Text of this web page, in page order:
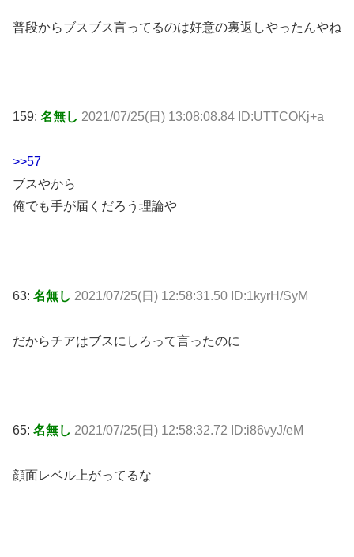
普段からブスブス言ってるのは好意の裏返しやったんやね
159: 名無し 2021/07/25(日) 13:08:08.84 ID:UTTCOKj+a
>>57
ブスやから
俺でも手が届くだろう理論や
63: 名無し 2021/07/25(日) 12:58:31.50 ID:1kyrH/SyM
だからチアはブスにしろって言ったのに
65: 名無し 2021/07/25(日) 12:58:32.72 ID:i86vyJ/eM
顔面レベル上がってるな